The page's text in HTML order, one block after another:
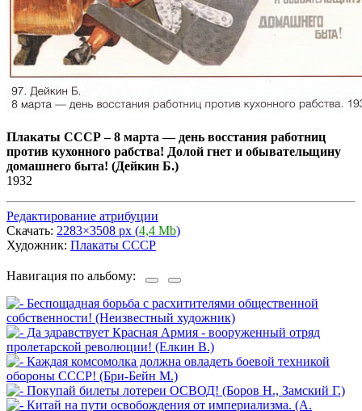
Плакаты СССР–8 марта — день восстания работниц
против кухонного рабства! Долой гнет и обывательщину
домашнего быта! (Дейкин Б.)
1932
Редактирование атрибуции
Скачать: 2283×3508 px (4,4 Mb)
Художник: Плакаты СССР
Навигация по альбому: